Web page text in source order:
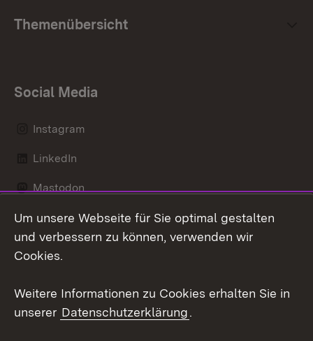
Themenübersicht
Social Media
Instagram
LinkedIn
Mastodon
Messenger
Um unsere Webseite für Sie optimal gestalten
und verbessern zu können, verwenden wir
Cookies.
Weitere Informationen zu Cookies erhalten Sie in
unserer Datenschutzerklärung.